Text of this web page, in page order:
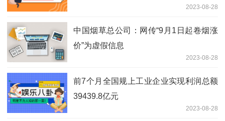
2023-08-28
中国烟草总公司：网传“9月1日起卷烟涨
价”为虚假信息
2023-08-28
前7个月全国规上工业企业实现利润总额
39439.8亿元
2023-08-28